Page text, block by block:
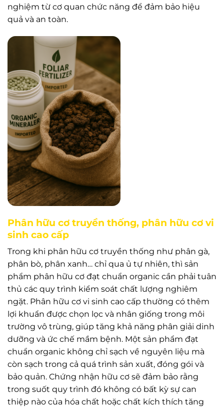
nghiệm từ cơ quan chức năng để đảm bảo hiệu
quả và an toàn.
Phân hữu cơ truyền thống, phân hữu cơ vi
sinh cao cấp
Trong khi phân hữu cơ truyền thống như phân gà,
phân bò, phân xanh… chỉ qua ủ tự nhiên, thì sản
phẩm phân hữu cơ đạt chuẩn organic cần phải tuân
thủ các quy trình kiểm soát chất lượng nghiêm
ngặt. Phân hữu cơ vi sinh cao cấp thường có thêm
lợi khuẩn được chọn lọc và nhân giống trong môi
trường vô trùng, giúp tăng khả năng phân giải dinh
dưỡng và ức chế mầm bệnh. Một sản phẩm đạt
chuẩn organic không chỉ sạch về nguyên liệu mà
còn sạch trong cả quá trình sản xuất, đóng gói và
bảo quản. Chứng nhận hữu cơ sẽ đảm bảo rằng
trong suốt quy trình đó không có bất kỳ sự can
thiệp nào của hóa chất hoặc chất kích thích tăng